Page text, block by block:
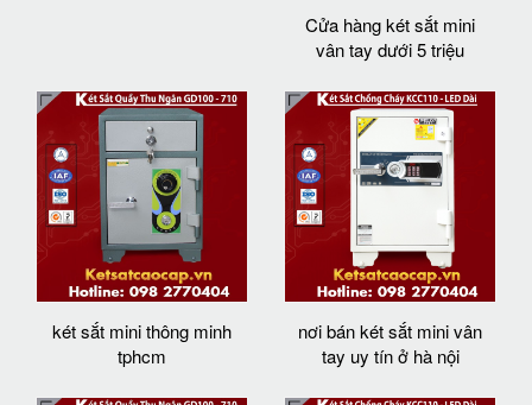
Cửa hàng két sắt mini
vân tay dưới 5 triệu
két sắt mini thông minh
tphcm
nơi bán két sắt mini vân
tay uy tín ở hà nội